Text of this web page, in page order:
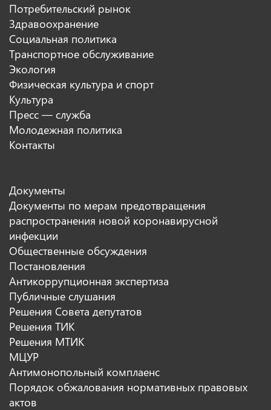
Потребительский рынок
Здравоохранение
Социальная политика
Транспортное обслуживание
Экология
Физическая культура и спорт
Культура
Пресс — служба
Молодежная политика
Контакты
Документы
Документы по мерам предотвращения
распространения новой коронавирусной
инфекции
Общественные обсуждения
Постановления
Антикоррупционная экспертиза
Публичные слушания
Решения Совета депутатов
Решения ТИК
Решения МТИК
МЦУР
Антимонопольный комплаенс
Порядок обжалования нормативных правовых
актов